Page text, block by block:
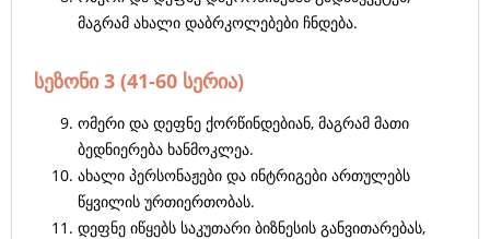
მაგრამ ახალი დაბრკოლებები ჩნდება.
სეზონი 3 (41-60 სერია)
ომერი და დეფნე ქორწინდებიან, მაგრამ მათი
ბედნიერება ხანმოკლეა.
ახალი პერსონაჟები და ინტრიგები ართულებს
წყვილის ურთიერთობას.
დეფნე იწყებს საკუთარი ბიზნესის განვითარებას,